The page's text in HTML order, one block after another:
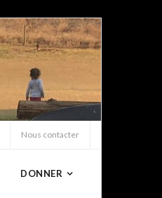
Nous contacter
DONNER